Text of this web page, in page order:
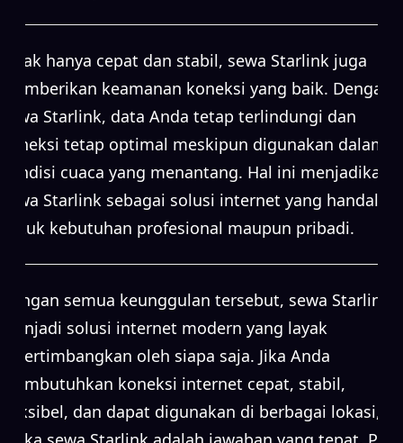
Tidak hanya cepat dan stabil, sewa Starlink juga
memberikan keamanan koneksi yang baik. Dengan
sewa Starlink, data Anda tetap terlindungi dan
koneksi tetap optimal meskipun digunakan dalam
kondisi cuaca yang menantang. Hal ini menjadikan
sewa Starlink sebagai solusi internet yang handal
untuk kebutuhan profesional maupun pribadi.
Dengan semua keunggulan tersebut, sewa Starlink
menjadi solusi internet modern yang layak
dipertimbangkan oleh siapa saja. Jika Anda
membutuhkan koneksi internet cepat, stabil,
fleksibel, dan dapat digunakan di berbagai lokasi,